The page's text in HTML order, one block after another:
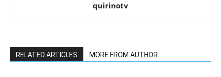
quirinotv
RELATED ARTICLES MORE FROM AUTHOR